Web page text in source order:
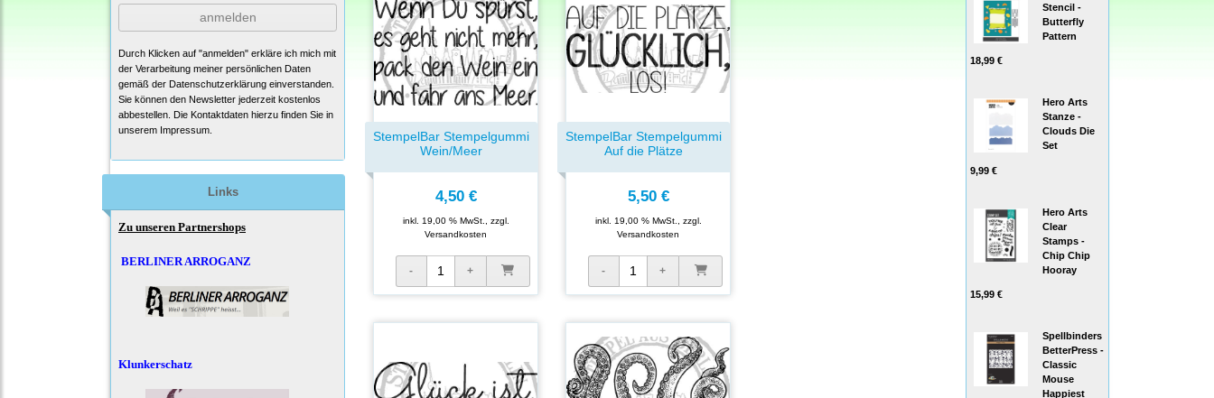
anmelden
Durch Klicken auf "anmelden" erkläre ich mich mit
der Verarbeitung meiner persönlichen Daten
gemäß der Datenschutzerklärung einverstanden.
Sie können den Newsletter jederzeit kostenlos
abbestellen. Die Kontaktdaten hierzu finden Sie in
unserem Impressum.
Links
Zu unseren Partnershops
BERLINER ARROGANZ
Klunkerschatz
StempelBar Stempelgummi
Wein/Meer
4,50 €
inkl. 19,00 % MwSt., zzgl.
Versandkosten
StempelBar Stempelgummi
Auf die Plätze
5,50 €
inkl. 19,00 % MwSt., zzgl.
Versandkosten
Stencil -
Butterfly
Pattern
18,99 €
Hero Arts
Stanze -
Clouds Die
Set
9,99 €
Hero Arts
Clear
Stamps -
Chip Chip
Hooray
15,99 €
Spellbinders
BetterPress -
Classic
Mouse
Happiest